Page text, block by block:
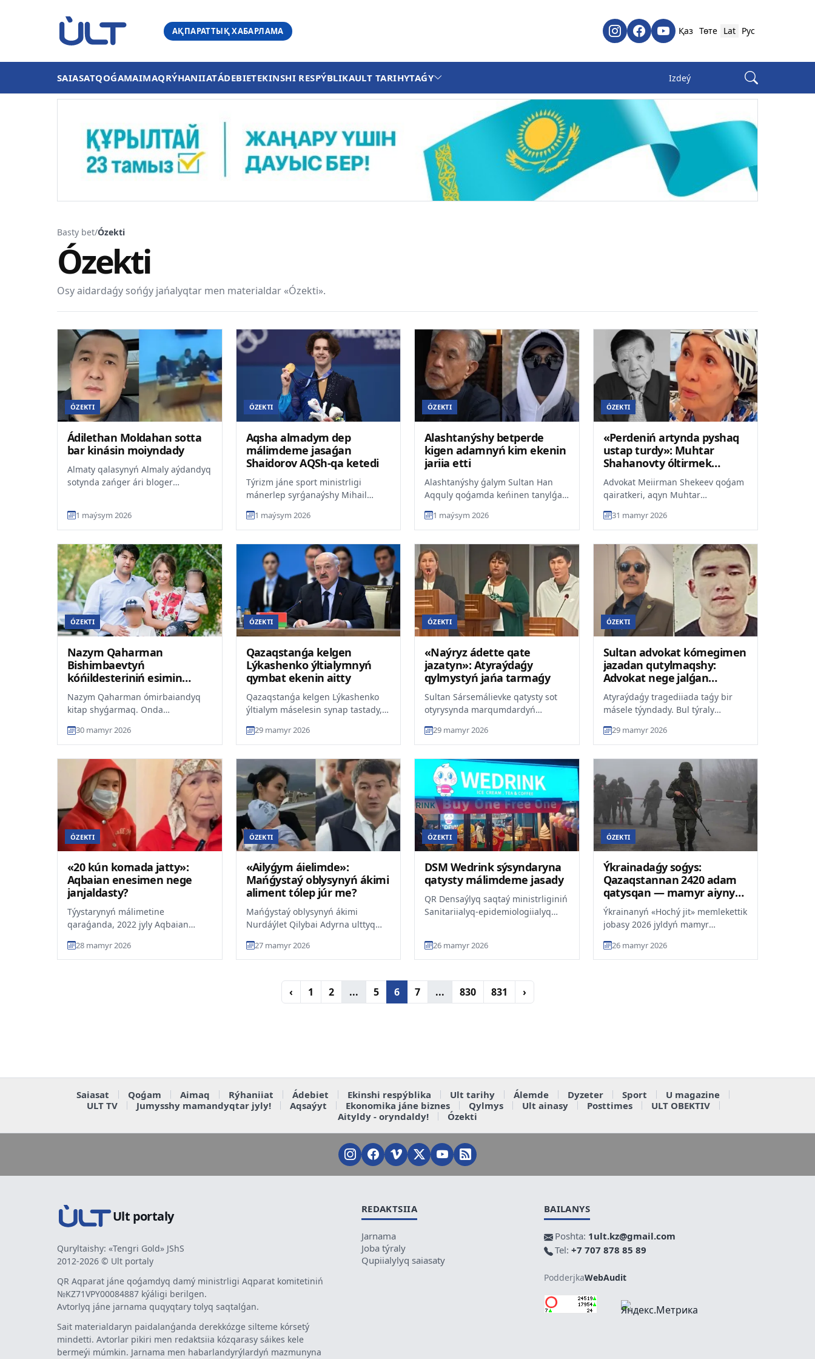
АҚПАРАТТЫҚ ХАБАРЛАМА Қаз Төте Lat Рус
SAIASATQOǴAMAIMAQRÝHANIIATÁDEBIETEKINSHI RESPÝBLIKAULT TARIHYTAǴY
Basty bet/Ózekti
Ózekti
Osy aidardaǵy sońǵy jańalyqtar men materialdar «Ózekti».
ÓZEKTI
Ádilethan Moldahan sotta
bar kinásin moiyndady
Almaty qalasynyń Almaly aýdandyq
sotynda zańger ári bloger
1 maýsym 2026
ÓZEKTI
Aqsha almadym dep
málimdeme jasaǵan
Shaidorov AQSh-qa ketedi
Týrizm jáne sport ministrligi
mánerlep syrǵanaýshy Mihail
kelisimshart máselesiniń tol...
1 maýsym 2026
ÓZEKTI
Alashtanýshy betperde
kigen adamnyń kim ekenin
jariia etti
Alashtanýshy ǵalym Sultan Han
Aqquly qoǵamda keńinen tanylǵan
jasaýshynyń kim bolýy múmkin...
1 maýsym 2026
ÓZEKTI
«Perdeniń artynda pyshaq
ustap turdy»: Muhtar
Shahanovty óltirmek
bolǵan kim?
Advokat Meiirman Shekeev qoǵam
qairatkeri, aqyn Muhtar
qatysyp, onyń ult múddesi jolynd...
31 mamyr 2026
ÓZEKTI
Nazym Qaharman
Bishimbaevtyń
kóńildesteriniń esimin
jariialaidy
Nazym Qaharman ómirbaiandyq
kitap shyǵarmaq. Onda
tyń derekter bolýy múmkin, dep...
30 mamyr 2026
ÓZEKTI
Qazaqstanǵa kelgen
Lýkashenko ýltialymnyń
qymbat ekenin aitty
Qazaqstanǵa kelgen Lýkashenko
ýltialym máselesin synap tastady,
áńgimesin «árkim...
29 mamyr 2026
ÓZEKTI
«Naýryz ádette qate
jazatyn»: Atyraýdaǵy
qylmystyń jańa tarmaǵy
Sultan Sársemálievke qatysty sot
otyrysynda marqumdardyń
keiin WhatsApp-ta bóten...
29 mamyr 2026
ÓZEKTI
Sultan advokat kómegimen
jazadan qutylmaqshy:
Advokat nege jalǵan
sóiledi?
Atyraýdaǵy tragediiada taǵy bir
másele týyndady. Bul týraly
dep habarlaidy ult.kz...
29 mamyr 2026
ÓZEKTI
«20 kún komada jatty»:
Aqbaian enesimen nege
janjaldasty?
Týystarynyń málimetine
qaraǵanda, 2022 jyly Aqbaian
týyndaǵan kelispeýshilikterden...
28 mamyr 2026
ÓZEKTI
«Ailyǵym áielimde»:
Mańǵystaý oblysynyń ákimi
aliment tólep júr me?
Mańǵystaý oblysynyń ákimi
Nurdáýlet Qilybai Adyrna ulttyq
suhbat berdi, dep habarlaidy...
27 mamyr 2026
ÓZEKTI
DSM Wedrink sýsyndaryna
qatysty málimdeme jasady
QR Densaýlyq saqtaý ministrliginiń
Sanitariialyq-epidemiologiialyq
26 mamyr 2026
ÓZEKTI
Ýkrainadaǵy soǵys:
Qazaqstannan 2420 adam
qatysqan — mamyr aiynyń
esebi
Ýkrainanyń «Hochý jit» memlekettik
jobasy 2026 jyldyń mamyr
Qorǵanys ministrligimen...
26 mamyr 2026
‹ 1 2 ... 5 6 7 ... 830 831 ›
Saiasat Qoǵam Aimaq Rýhaniiat Ádebiet Ekinshi respýblika Ult tarihy Álemde Dyzeter Sport
U magazine
ULT TV
Jumysshy mamandyqtar jyly! Aqsaýyt Ekonomika jáne biznes Qylmys Ult ainasy Posttimes
ULT OBEKTIV
Aityldy - oryndaldy!
Ózekti
Ult portaly
Quryltaishy: «Tengri Gold» JShS
2012-2026 © Ult portaly
QR Aqparat jáne qoǵamdyq damý ministrligi Aqparat komitetiniń
№KZ71VPY00084887 kýáligi berilgen.
Avtorlyq jáne jarnama quqyqtary tolyq saqtalǵan.
Sait materialdaryn paidalanǵanda derekkózge silteme kórsetý
mindetti. Avtorlar pikiri men redaktsiia kózqarasy sáikes kele
bermeýi múmkin. Jarnama men habarlandyrýlardyń mazmunyna
REDAKTSIIA
Jarnama
Joba týraly
Qupiialylyq saiasaty
BAILANYS
Poshta: 1ult.kz@gmail.com
Tel: +7 707 878 85 89
PodderjkaWebAudit